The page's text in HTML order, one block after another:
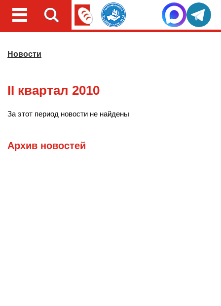
Новости
II квартал 2010
За этот период новости не найдены
Архив новостей